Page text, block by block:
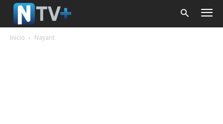
Inicio Nayarit